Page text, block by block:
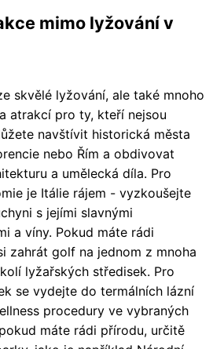
mimo lyžování v
skvělé lyžování, ale také mnoho
atrakcí pro ty, kteří nejsou
navštívit historická města
nebo Řím a obdivovat
a umělecká díla. Pro
je Itálie rájem - vyzkoušejte
s jejími slavnými
a víny. Pokud máte rádi
zahrát golf na jednom z mnoha
lyžařských středisek. Pro
se vydejte do termálních lázní
procedury ve vybraných
máte rádi přírodu, určitě